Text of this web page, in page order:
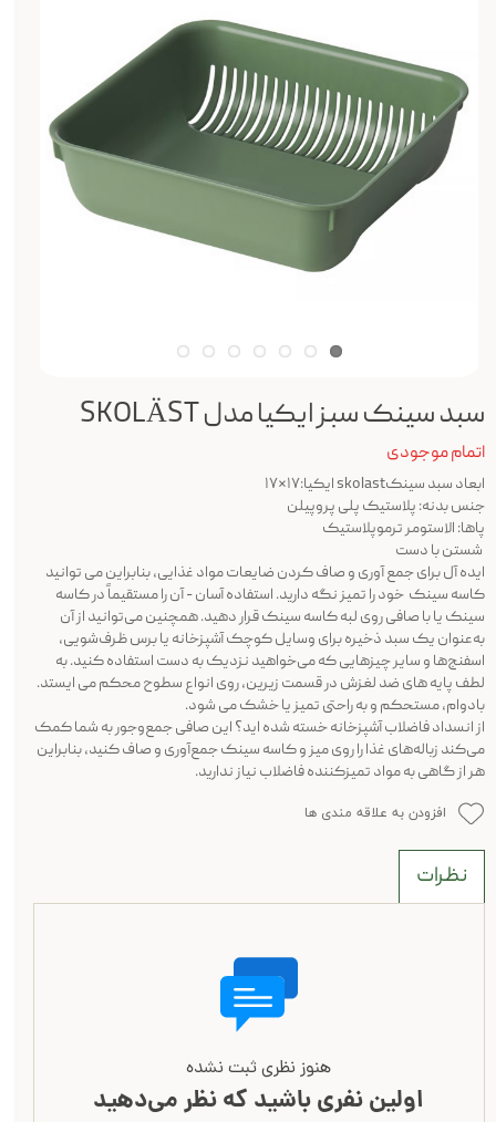
سبد سینک سبز ایکیا مدل SKOLÄST
اتمام موجودی
ابعاد سبد سینکskolast ایکیا:۱۷*۱۷
جنس بدنه: پلاستیک پلی پروپیلن
پاها: الاستومر ترموپلاستیک
شستن با دست
ایده آل برای جمع آوری و صاف کردن ضایعات مواد غذایی، بنابراین می توانید
کاسه سینک خود را تمیز نگه دارید. استفاده آسان - آن را مستقیماً در کاسه
سینک یا با صافی روی لبه کاسه سینک قرار دهید. همچنین می‌توانید از آن
به‌عنوان یک سبد ذخیره برای وسایل کوچک آشپزخانه یا برس ظرف‌شویی،
اسفنج‌ها و سایر چیزهایی که می‌خواهید نزدیک به دست استفاده کنید. به
لطف پایه های ضد لغزش در قسمت زیرین، روی انواع سطوح محکم می ایستد.
بادوام، مستحکم و به راحتی تمیز یا خشک می شود.
از انسداد فاضلاب آشپزخانه خسته شده اید؟ این صافی جمع‌وجور به شما کمک
می‌کند زباله‌های غذا را روی میز و کاسه سینک جمع‌آوری و صاف کنید، بنابراین
هر از گاهی به مواد تمیزکننده فاضلاب نیاز ندارید.
افزودن به علاقه مندی ها
نظرات
هنوز نظری ثبت نشده
اولین نفری باشید که نظر می‌دهید